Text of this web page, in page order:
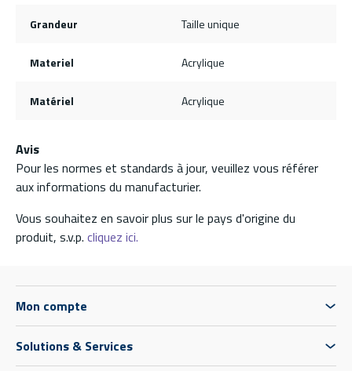
Grandeur Taille unique
Materiel Acrylique
Matériel Acrylique
Avis
Pour les normes et standards à jour, veuillez vous référer
aux informations du manufacturier.
Vous souhaitez en savoir plus sur le pays d'origine du
produit, s.v.p. cliquez ici.
Mon compte
Solutions & Services